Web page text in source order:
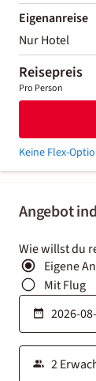
Angebot
Wie willst du
Eigene
Mit Flug
Eigenanreise
Nur Hotel
Reisepreis
Pro Person
Keine Flex-